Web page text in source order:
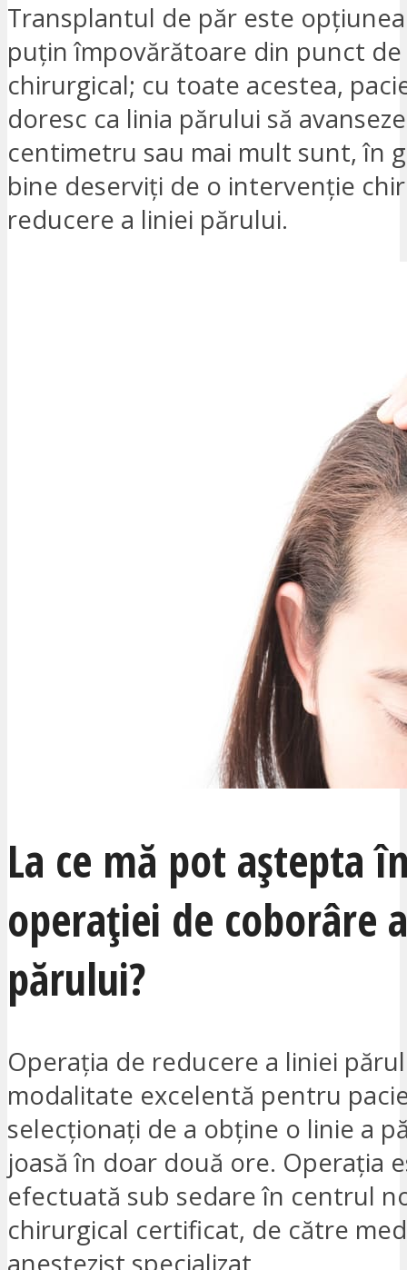
Transplantul de păr este
puțin împovărătoare din punct
chirurgical; cu toate acestea,
doresc ca linia părului să
centimetru sau mai mult sunt, în
bine deserviți de o intervenție
reducere a liniei părului.
La ce mă pot aștepta
operației de coborâre
părului?
Operația de reducere a liniei
modalitate excelentă pentru
selecționați de a obține o linie a
joasă în doar două ore. Operația
efectuată sub sedare în centrul
chirurgical certificat, de către